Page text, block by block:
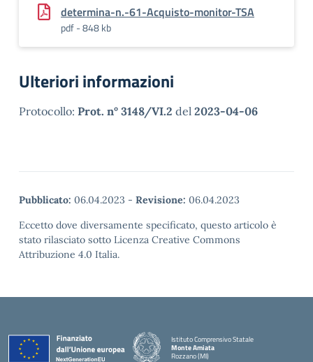
determina-n.-61-Acquisto-monitor-TSA
pdf - 848 kb
Ulteriori informazioni
Protocollo: Prot. n° 3148/VI.2 del 2023-04-06
Pubblicato: 06.04.2023 - Revisione: 06.04.2023
Eccetto dove diversamente specificato, questo articolo è
stato rilasciato sotto Licenza Creative Commons
Attribuzione 4.0 Italia.
Istituto Comprensivo Statale
Monte Amiata
Rozzano (MI)